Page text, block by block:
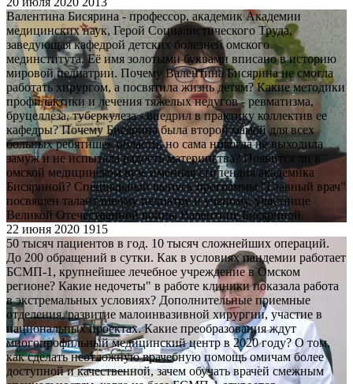
Валентина Бисярина - профессор, академик Академии
медицинских наук, Герой Социалистического Труда,
заведующая кафедрой детских болезней омского
мединститута. Её имя золотыми буквами вписано в историю
мировой педиатрии. Почему Валентина Бисярина не смогла
работать хирургом, а посвятила жизнь детям? Какие методики
профилактики и лечения тяжелых недугов - ревматизма,
бруцеллеза, туберкулеза - внедрил в практику коллектив ее
кафедры? Почему Бисярина была второй мамой для всех
больных ребятишек области, но сама никогда не выходила
замуж и не испытала радость материнства? Появится ли в
омской медицинском вузе именная стипендия академика
Бисяриной? Специальный выпуск программы "Главный врач"
посвящен талантливому педиатру и ученому, участнице
Великой Отечественной войны Валентине Бисяриной.
22 июня 2020 1915
50 тысяч пациентов в год. 10 тысяч сложнейших операций.
До 200 обращений в сутки. Как в условиях пандемии работает
БСМП-1, крупнейшее лечебное учреждение в Омском
регионе? Какие недочеты" в работе клиники показала работа
в экстремальных условиях? Дополнительные приемные
отделения, развитие малоинвазивной хирургии, участие в
национальных проектах. Какие преобразования ждут
многопрофильный медицинский центр в 2020 году? О том,
как сделать неотложную врачебную помощь омичам более
доступной и качественной, зачем обучать врачей смежным